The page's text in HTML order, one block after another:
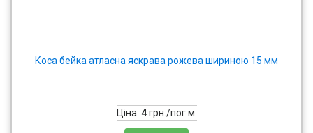
Коса бейка атласна яскрава рожева шириною 15 мм
Ціна: 4грн./пог.м.